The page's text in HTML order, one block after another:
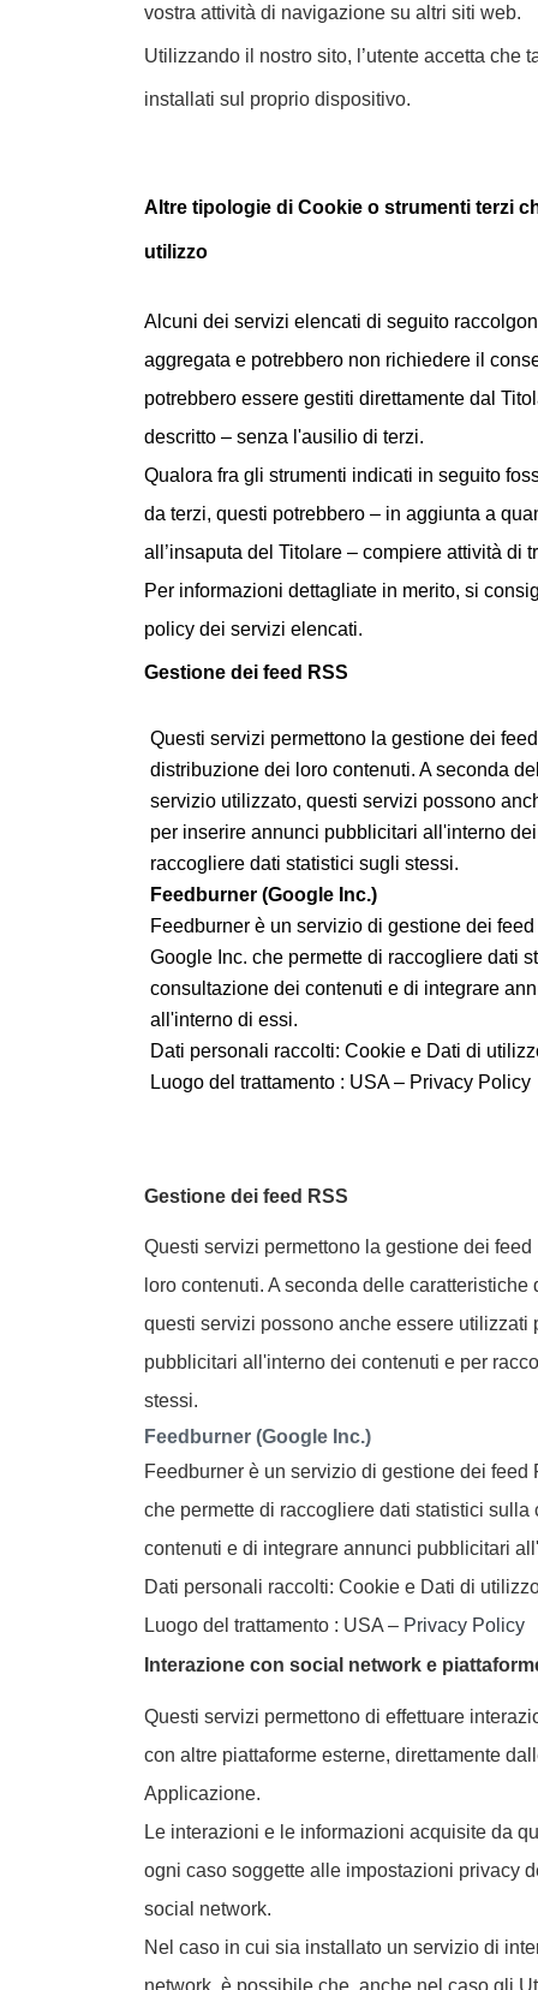
vostra attività di navigazione su altri siti web.
Utilizzando il nostro sito, l’utente accetta che
installati sul proprio dispositivo.
Altre tipologie di Cookie o strumenti terzi
utilizzo
Alcuni dei servizi elencati di seguito
aggregata e potrebbero non richiedere il
potrebbero essere gestiti direttamente dal
descritto – senza l'ausilio di terzi.
Qualora fra gli strumenti indicati in seguito
da terzi, questi potrebbero – in aggiunta a
all’insaputa del Titolare – compiere attività di
Per informazioni dettagliate in merito, si
policy dei servizi elencati.
Gestione dei feed RSS
Questi servizi permettono la gestione dei
distribuzione dei loro contenuti. A seconda
servizio utilizzato, questi servizi possono
per inserire annunci pubblicitari all'interno
raccogliere dati statistici sugli stessi.
Feedburner (Google Inc.)
Feedburner è un servizio di gestione dei
Google Inc. che permette di raccogliere dati
consultazione dei contenuti e di integrare
all'interno di essi.
Dati personali raccolti: Cookie e Dati di
Luogo del trattamento : USA – Privacy Policy
Gestione dei feed RSS
Questi servizi permettono la gestione dei
loro contenuti. A seconda delle
questi servizi possono anche essere utilizzati
pubblicitari all'interno dei contenuti e per
stessi.
Feedburner (Google Inc.)
Feedburner è un servizio di gestione dei feed
che permette di raccogliere dati statistici sulla
contenuti e di integrare annunci pubblicitari
Dati personali raccolti: Cookie e Dati di
Luogo del trattamento : USA – Privacy Policy
Interazione con social network e
Questi servizi permettono di effettuare
con altre piattaforme esterne, direttamente
Applicazione.
Le interazioni e le informazioni acquisite da
ogni caso soggette alle impostazioni privacy
social network.
Nel caso in cui sia installato un servizio di